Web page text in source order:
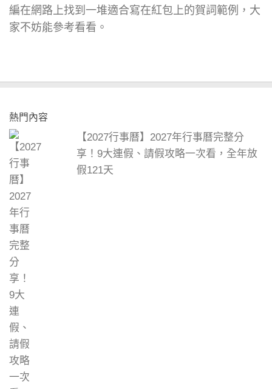
編在網路上找到一堆適合寫在紅包上的賀詞範例，大
家不妨能參考看看。
熱門內容
【2027行事曆】2027年行事曆完整分
享！9大連假、請假攻略一次看，全年放
假121天